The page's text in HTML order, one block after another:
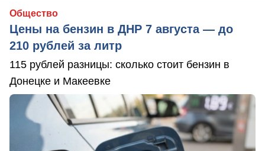
Общество
Цены на бензин в ДНР 7 августа — до
210 рублей за литр
115 рублей разницы: сколько стоит бензин в
Донецке и Макеевке